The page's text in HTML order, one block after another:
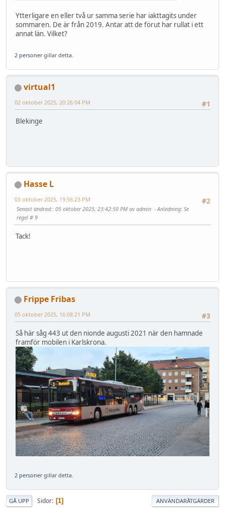
Ytterligare en eller två ur samma serie har iakttagits under
sommaren. De är från 2019. Antar att de förut har rullat i ett
annat län. Vilket?
2 personergillar detta.
virtual1
#1
02 oktober 2025, 20:26:04 PM
Blekinge
Hasse L
#2
03 oktober 2025, 19:56:23 PM
Senast ändrad:: 05 oktober 2025, 23:42:50 PM av admin Anledning: Se
regel # 9
Tack!
Frippe Fribas
#3
05 oktober 2025, 16:08:21 PM
Så här såg 443 ut den nionde augusti 2021 när den hamnade
framför mobilen i Karlskrona.
2 personergillar detta.
GÅ UPP Sidor 1 ANVÄNDARÅTGÄRDER